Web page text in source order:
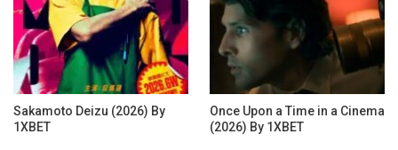
Sakamoto Deizu (2026) By
1XBET
Once Upon a Time in a Cinema
(2026) By 1XBET